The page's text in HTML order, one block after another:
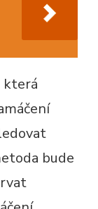
která
bude